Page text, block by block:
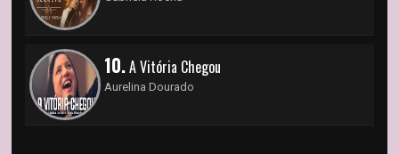
10.A Vitória Chegou
Aurelina Dourado